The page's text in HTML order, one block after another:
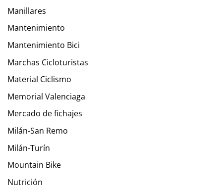
Manillares
Mantenimiento
Mantenimiento Bici
Marchas Cicloturistas
Material Ciclismo
Memorial Valenciaga
Mercado de fichajes
Milán-San Remo
Milán-Turín
Mountain Bike
Nutrición